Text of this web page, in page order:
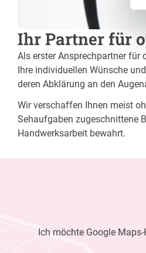
Ihr Partner für
Als erster Ansprechpartner für
Ihre individuellen Wünsche
deren Abklärung an den
Wir verschaffen Ihnen meist
Sehaufgaben zugeschnittene
Handwerksarbeit bewahrt.
Ich möchte Google